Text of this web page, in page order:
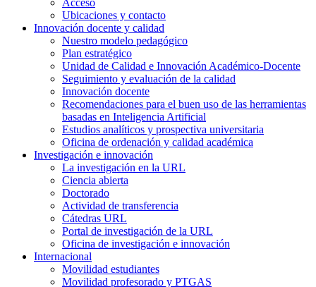
Ubicaciones y contacto
Innovación docente y calidad
Nuestro modelo pedagógico
Plan estratégico
Unidad de Calidad e Innovación Académico-Docente
Seguimiento y evaluación de la calidad
Innovación docente
Recomendaciones para el buen uso de las herramientas
basadas en Inteligencia Artificial
Estudios analíticos y prospectiva universitaria
Oficina de ordenación y calidad académica
Investigación e innovación
La investigación en la URL
Ciencia abierta
Doctorado
Actividad de transferencia
Cátedras URL
Portal de investigación de la URL
Oficina de investigación e innovación
Internacional
Movilidad estudiantes
Movilidad profesorado y PTGAS